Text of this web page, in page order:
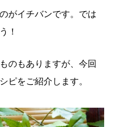
がイチバンです。では
！
のもありますが、今回
ピをご紹介します。